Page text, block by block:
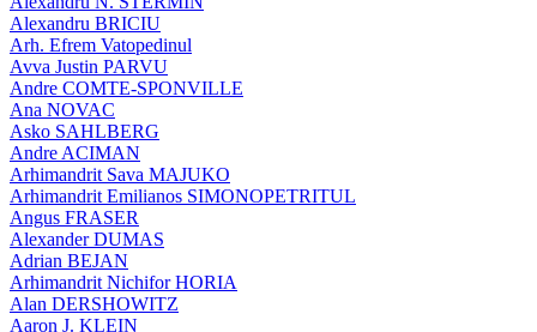
Alexandru BRICIU
Arh. Efrem Vatopedinul
Avva Justin PARVU
Andre COMTE-SPONVILLE
Ana NOVAC
Asko SAHLBERG
Andre ACIMAN
Arhimandrit Sava MAJUKO
Arhimandrit Emilianos SIMONOPETRITUL
Angus FRASER
Alexander DUMAS
Adrian BEJAN
Arhimandrit Nichifor HORIA
Alan DERSHOWITZ
Aaron J. KLEIN